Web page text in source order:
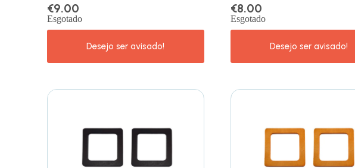
€9.00
Esgotado
€8.00
Esgotado